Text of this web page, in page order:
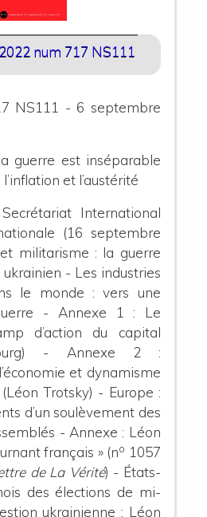
num 717 NS111
NS111 - 6 septembre
guerre est inséparable
et l’austérité
International
(16 septembre
militarisme : la guerre
- Les industries
le monde : vers une
- Annexe 1 : Le
d’action du capital
- Annexe 2 :
et dynamisme
Trotsky) - Europe :
d’un soulèvement des
- Annexe : Léon
français » (no 1057
de La Vérité) - États-
des élections de mi-
ukrainienne : Léon